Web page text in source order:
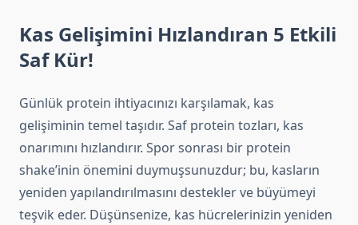
Kas Gelişimini Hızlandıran 5 Etkili
Saf Kür!
Günlük protein ihtiyacınızı karşılamak, kas
gelişiminin temel taşıdır. Saf protein tozları, kas
onarımını hızlandırır. Spor sonrası bir protein
shake’inin önemini duymuşsunuzdur; bu, kasların
yeniden yapılandırılmasını destekler ve büyümeyi
teşvik eder. Düşünsenize, kas hücrelerinizin yeniden